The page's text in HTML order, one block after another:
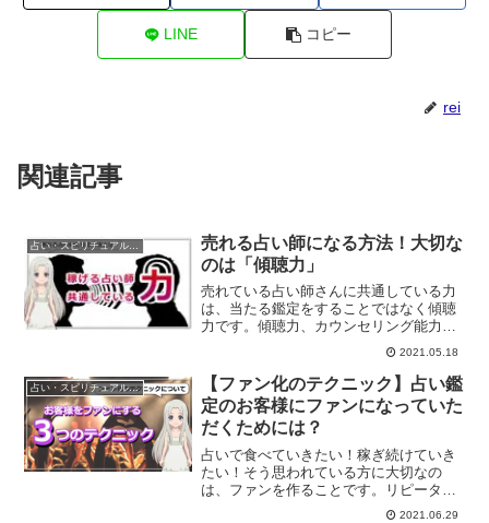
LINE コピー
rei
関連記事
占い・スピリチュアルビジネス
売れる占い師になる方法！大切な
のは「傾聴力」
売れている占い師さんに共通している力
は、当たる鑑定をすることではなく傾聴
力です。傾聴力、カウンセリング能力こ
そ、売れる占い師さんの共通項目なので
す。傾聴力の育て方について、ご紹介し
ていきます。
2021.05.18
占い・スピリチュアルビジネス
【ファン化のテクニック】占い鑑
定のお客様にファンになっていた
だくためには？
占いで食べていきたい！稼ぎ続けていき
たい！そう思われている方に大切なの
は、ファンを作ることです。リピーター
様、ファンがどれだけいるか？で稼ぎも
2021.06.29